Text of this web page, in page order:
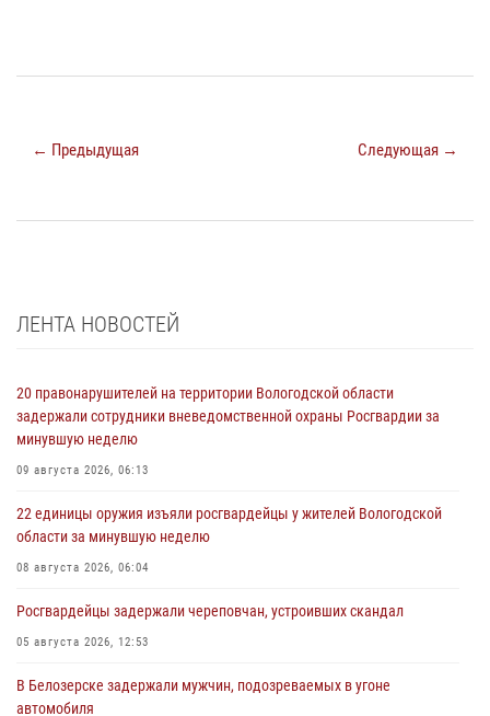
← Предыдущая Следующая →
ЛЕНТА НОВОСТЕЙ
20 правонарушителей на территории Вологодской области
задержали сотрудники вневедомственной охраны Росгвардии за
минувшую неделю
09 августа 2026, 06:13
22 единицы оружия изъяли росгвардейцы у жителей Вологодской
области за минувшую неделю
08 августа 2026, 06:04
Росгвардейцы задержали череповчан, устроивших скандал
05 августа 2026, 12:53
В Белозерске задержали мужчин, подозреваемых в угоне
автомобиля